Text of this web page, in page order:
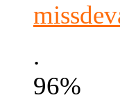
.
96%